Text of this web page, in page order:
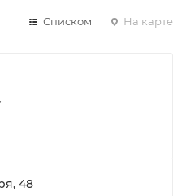
Списком На карте
48